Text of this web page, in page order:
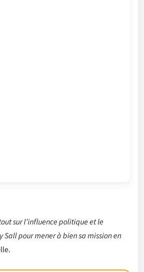
sur l’influence politique et le
Sall pour mener à bien sa mission en